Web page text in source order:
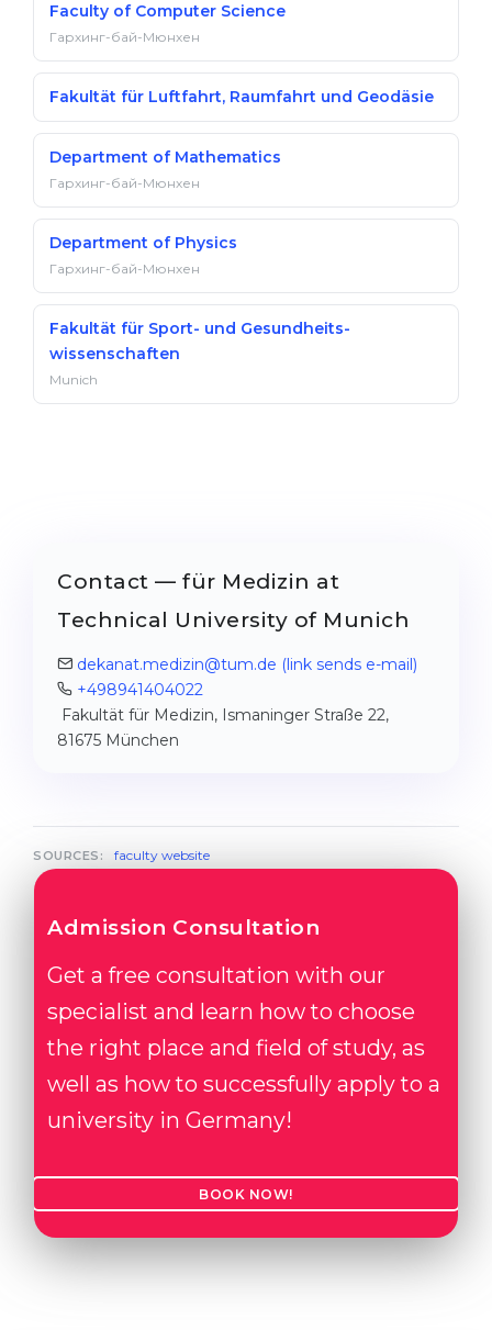
Faculty of Computer Science
Гархинг-бай-Мюнхен
Fakultät für Luftfahrt, Raumfahrt und Geodäsie
Department of Mathematics
Гархинг-бай-Мюнхен
Department of Physics
Гархинг-бай-Мюнхен
Fakultät für Sport- und Gesundheits­
wissenschaften
Munich
Contact — für Medizin at
Technical University of Munich
dekanat.medizin@tum.de (link sends e-mail)
+498941404022
Fakultät für Medizin, Ismaninger Straße 22,
81675 München
SOURCES: faculty website
Admission Consultation
Get a free consultation with our
specialist and learn how to choose
the right place and field of study, as
well as how to successfully apply to a
university in Germany!
BOOK NOW!